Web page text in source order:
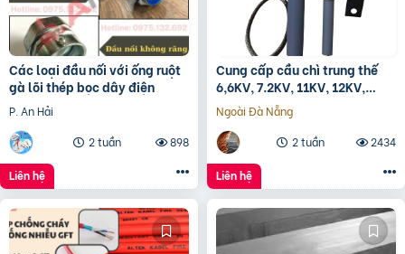
Các loại đầu nối với ống ruột
gà lõi thép bọc dây điện
P. An Hải
2 tuần
898
Liên hệ
Cung cấp cầu chì trung thế
6,6KV, 7.2KV, 11KV, 12KV,
24KV
Ngoài Đà Nẵng
2 tuần
2434
Liên hệ